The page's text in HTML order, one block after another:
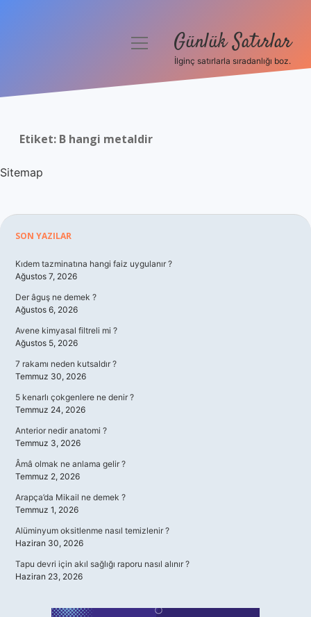
Yasal Uyarı
Hakkımızda
menüyü Günlük Satırlar
İlginç satırlarla sıradanlığı boz.
Etiket: B hangi metaldir
Sitemap
Sidebar
SON YAZILAR
Kıdem tazminatına hangi faiz uygulanır ?
Ağustos 7, 2026
Der âguş ne demek ?
Ağustos 6, 2026
Avene kimyasal filtreli mi ?
Ağustos 5, 2026
7 rakamı neden kutsaldır ?
Temmuz 30, 2026
5 kenarlı çokgenlere ne denir ?
Temmuz 24, 2026
Anterior nedir anatomi ?
Temmuz 3, 2026
Âmâ olmak ne anlama gelir ?
Temmuz 2, 2026
Arapça’da Mikail ne demek ?
Temmuz 1, 2026
Alüminyum oksitlenme nasıl temizlenir ?
Haziran 30, 2026
Tapu devri için akıl sağlığı raporu nasıl alınır ?
Haziran 23, 2026